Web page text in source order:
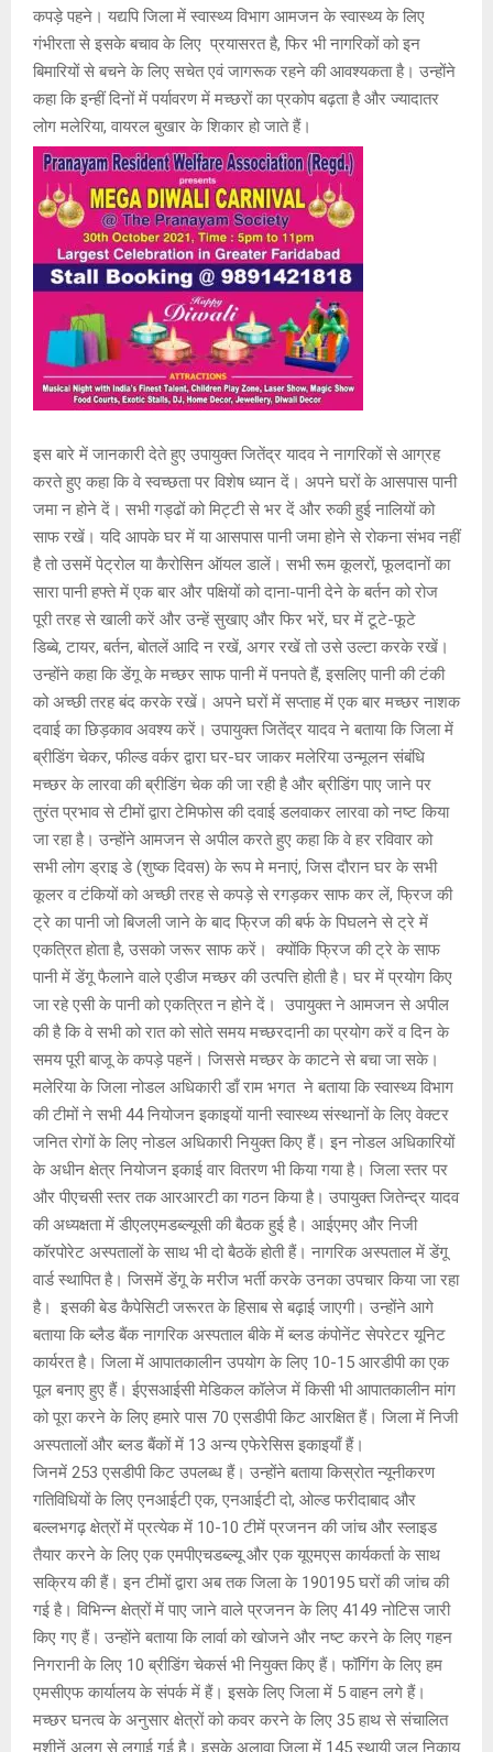
कपड़े पहने। यद्यपि जिला में स्वास्थ्य विभाग आमजन के स्वास्थ्य के लिए
गंभीरता से इसके बचाव के लिए प्रयासरत है, फिर भी नागरिकों को इन
बिमारियों से बचने के लिए सचेत एवं जागरूक रहने की आवश्यकता है। उन्होंने
कहा कि इन्हीं दिनों में पर्यावरण में मच्छरों का प्रकोप बढ़ता है और ज्यादातर
लोग मलेरिया, वायरल बुखार के शिकार हो जाते हैं।
इस बारे में जानकारी देते हुए उपायुक्त जितेंद्र यादव ने नागरिकों से आग्रह
करते हुए कहा कि वे स्वच्छता पर विशेष ध्यान दें। अपने घरों के आसपास पानी
जमा न होने दें। सभी गड्ढों को मिट्टी से भर दें और रुकी हुई नालियों को
साफ रखें। यदि आपके घर में या आसपास पानी जमा होने से रोकना संभव नहीं
है तो उसमें पेट्रोल या कैरोसिन ऑयल डालें। सभी रूम कूलरों, फूलदानों का
सारा पानी हफ्ते में एक बार और पक्षियों को दाना-पानी देने के बर्तन को रोज
पूरी तरह से खाली करें और उन्हें सुखाए और फिर भरें, घर में टूटे-फूटे
डिब्बे, टायर, बर्तन, बोतलें आदि न रखें, अगर रखें तो उसे उल्टा करके रखें।
उन्होंने कहा कि डेंगू के मच्छर साफ पानी में पनपते हैं, इसलिए पानी की टंकी
को अच्छी तरह बंद करके रखें। अपने घरों में सप्ताह में एक बार मच्छर नाशक
दवाई का छिड़काव अवश्य करें। उपायुक्त जितेंद्र यादव ने बताया कि जिला में
ब्रीडिंग चेकर, फील्ड वर्कर द्वारा घर-घर जाकर मलेरिया उन्मूलन संबंधि
मच्छर के लारवा की ब्रीडिंग चेक की जा रही है और ब्रीडिंग पाए जाने पर
तुरंत प्रभाव से टीमों द्वारा टेमिफोस की दवाई डलवाकर लारवा को नष्ट किया
जा रहा है। उन्होंने आमजन से अपील करते हुए कहा कि वे हर रविवार को
सभी लोग ड्राइ डे (शुष्क दिवस) के रूप मे मनाएं, जिस दौरान घर के सभी
कूलर व टंकियों को अच्छी तरह से कपड़े से रगड़कर साफ कर लें, फ्रिज की
ट्रे का पानी जो बिजली जाने के बाद फ्रिज की बर्फ के पिघलने से ट्रे में
एकत्रित होता है, उसको जरूर साफ करें। क्योंकि फ्रिज की ट्रे के साफ
पानी में डेंगू फैलाने वाले एडीज मच्छर की उत्पत्ति होती है। घर में प्रयोग किए
जा रहे एसी के पानी को एकत्रित न होने दें। उपायुक्त ने आमजन से अपील
की है कि वे सभी को रात को सोते समय मच्छरदानी का प्रयोग करें व दिन के
समय पूरी बाजू के कपड़े पहनें। जिससे मच्छर के काटने से बचा जा सके।
मलेरिया के जिला नोडल अधिकारी डाँ राम भगत ने बताया कि स्वास्थ्य विभाग
की टीमों ने सभी 44 नियोजन इकाइयों यानी स्वास्थ्य संस्थानों के लिए वेक्टर
जनित रोगों के लिए नोडल अधिकारी नियुक्त किए हैं। इन नोडल अधिकारियों
के अधीन क्षेत्र नियोजन इकाई वार वितरण भी किया गया है। जिला स्तर पर
और पीएचसी स्तर तक आरआरटी का गठन किया है। उपायुक्त जितेन्द्र यादव
की अध्यक्षता में डीएलएमडब्ल्यूसी की बैठक हुई है। आईएमए और निजी
कॉरपोरेट अस्पतालों के साथ भी दो बैठकें होती हैं। नागरिक अस्पताल में डेंगू
वार्ड स्थापित है। जिसमें डेंगू के मरीज भर्ती करके उनका उपचार किया जा रहा
है। इसकी बेड कैपेसिटी जरूरत के हिसाब से बढ़ाई जाएगी। उन्होंने आगे
बताया कि ब्लैड बैंक नागरिक अस्पताल बीके में ब्लड कंपोनेंट सेपरेटर यूनिट
कार्यरत है। जिला में आपातकालीन उपयोग के लिए 10-15 आरडीपी का एक
पूल बनाए हुए हैं। ईएसआईसी मेडिकल कॉलेज में किसी भी आपातकालीन मांग
को पूरा करने के लिए हमारे पास 70 एसडीपी किट आरक्षित हैं। जिला में निजी
अस्पतालों और ब्लड बैंकों में 13 अन्य एफेरेसिस इकाइयाँ हैं।
जिनमें 253 एसडीपी किट उपलब्ध हैं। उन्होंने बताया किस्रोत न्यूनीकरण
गतिविधियों के लिए एनआईटी एक, एनआईटी दो, ओल्ड फरीदाबाद और
बल्लभगढ़ क्षेत्रों में प्रत्येक में 10-10 टीमें प्रजनन की जांच और स्लाइड
तैयार करने के लिए एक एमपीएचडब्ल्यू और एक यूएमएस कार्यकर्ता के साथ
सक्रिय की हैं। इन टीमों द्वारा अब तक जिला के 190195 घरों की जांच की
गई है। विभिन्न क्षेत्रों में पाए जाने वाले प्रजनन के लिए 4149 नोटिस जारी
किए गए हैं। उन्होंने बताया कि लार्वा को खोजने और नष्ट करने के लिए गहन
निगरानी के लिए 10 ब्रीडिंग चेकर्स भी नियुक्त किए हैं। फॉगिंग के लिए हम
एमसीएफ कार्यालय के संपर्क में हैं। इसके लिए जिला में 5 वाहन लगे हैं।
मच्छर घनत्व के अनुसार क्षेत्रों को कवर करने के लिए 35 हाथ से संचालित
मशीनें अलग से लगाई गई है। इसके अलावा जिला में 145 स्थायी जल निकाय